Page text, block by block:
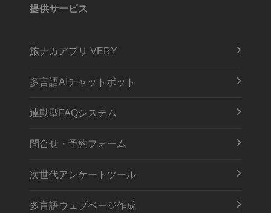
提供サービス
旅ナカアプリ VERY
多言語AIチャットボット
連動型FAQシステム
問合せ・予約フォーム
次世代アンケートツール
多言語ウェブページ作成